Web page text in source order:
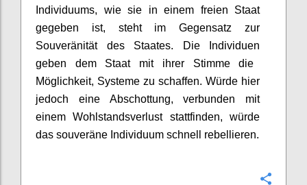
Individuums, wie sie in einem freien Staat
gegeben ist, steht im Gegensatz zur
Souveränität des Staates. DieIndividuen
geben dem Staat mit ihrer Stimme die
Möglichkeit, Systeme zu schaffen. Würde hier
jedoch eine Abschottung, verbunden mit
einem Wohlstandsverlust stattfinden, würde
das souveräne Individuum schnell rebellieren.